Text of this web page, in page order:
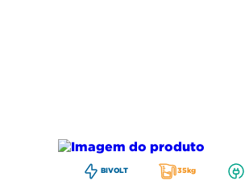
BIVOLT 35kg